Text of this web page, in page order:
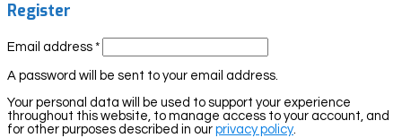
Register
Email address *
A password will be sent to your email address.
Your personal data will be used to support your experience
throughout this website, to manage access to your account, and
for other purposes described in our privacy policy.